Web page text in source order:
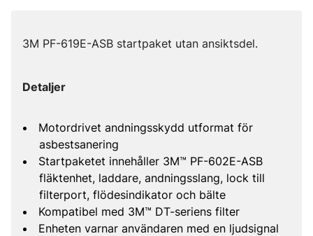
3M PF-619E-ASB startpaket utan ansiktsdel.
Detaljer
Motordrivet andningsskydd utformat för
asbestsanering
Startpaketet innehåller 3M™ PF-602E-ASB
fläktenhet, laddare, andningsslang, lock till
filterport, flödesindikator och bälte
Kompatibel med 3M™ DT-seriens filter
Enheten varnar användaren med en ljudsignal